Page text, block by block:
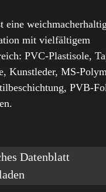
eine
mit vielfältigem
PVC-Plastisole,
Kunstleder, MS-
PVB-
Datenblatt